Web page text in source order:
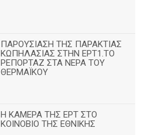
ΠΑΡΟΥΣΙΑΣΗ ΤΗΣ ΠΑΡΑΚΤΙΑΣ
ΚΩΠΗΛΑΣΙΑΣ ΣΤΗΝ ΕΡΤ1.ΤΟ
ΡΕΠΟΡΤΑΖ ΣΤΑ ΝΕΡΑ ΤΟΥ
ΘΕΡΜΑΪΚΟΥ
Η ΚΑΜΕΡΑ ΤΗΣ ΕΡΤ ΣΤΟ
ΚΟΙΝΟΒΙΟ ΤΗΣ ΕΘΝΙΚΗΣ